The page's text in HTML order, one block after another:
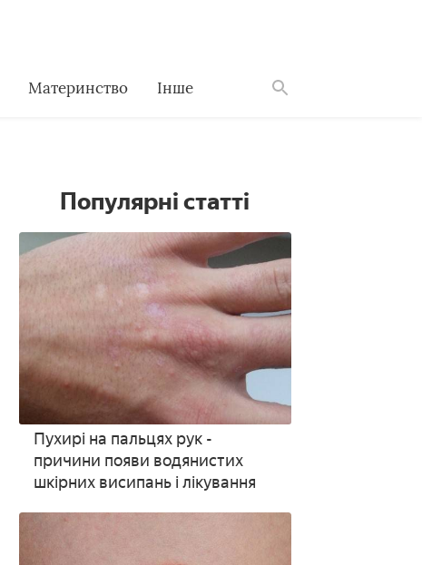
Материнство Інше
Популярні статті
Пухирі на пальцях рук -
причини появи водянистих
шкірних висипань і лікування